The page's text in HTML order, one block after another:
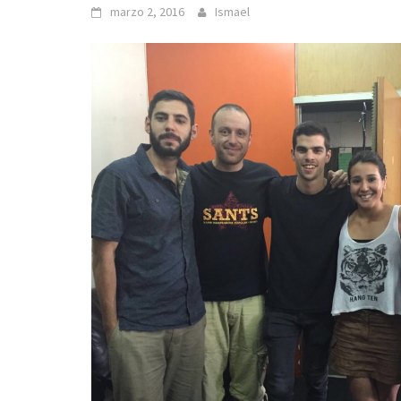
marzo 2, 2016 Ismael